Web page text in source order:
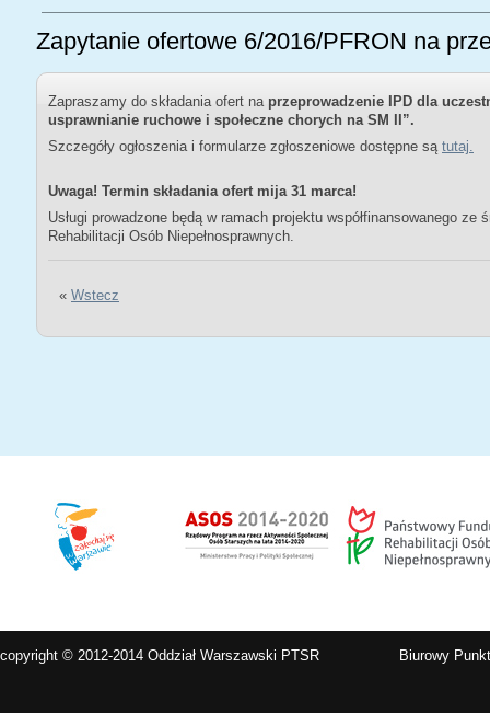
Zapytanie ofertowe 6/2016/PFRON na
Zapraszamy do składania ofert na przeprowadzenie IPD dla
usprawnianie ruchowe i społeczne chorych na SM II”.
Szczegóły ogłoszenia i formularze zgłoszeniowe dostępne są tutaj.
Uwaga! Termin składania ofert mija 31 marca!
Usługi prowadzone będą w ramach projektu współfinansowanego ze
Rehabilitacji Osób Niepełnosprawnych.
« Wstecz
copyright © 2012-2014 Oddział Warszawski PTSR Biurowy